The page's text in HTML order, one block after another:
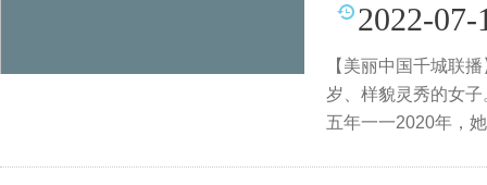
2022-07-
【美丽中国千城联
岁、样貌灵秀的女
五年一一2020年，